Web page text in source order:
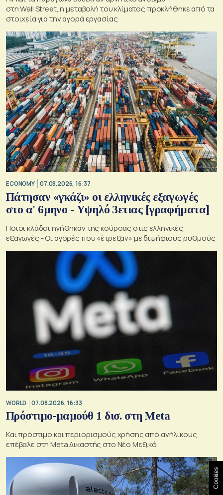
στη Wall Street, η μεταβολή του κλίματος προκλήθηκε από τα
στοιχεία για την αγορά εργασίας
ECONOMY 07.08.2026, 16:37
Πάτησαν «γκάζι» οι ελληνικές εξαγωγές
στο α' 6μηνο - Υψηλό 3ετιας [γραφήματα]
Ποιοι κλάδοι ηγήθηκαν της κούρσας στις ελληνικές
εξαγωγές - Οι αγορές που «έτρεξαν» με διψήφιους ρυθμούς
WORLD 07.08.2026, 16:33
Πρόστιμο-μαμούθ 1 δισ. στη Meta
Και πρόστιμο και περιορισμούς χρήσης από ανήλικους
επέβαλε στη Meta Δικαστής στο Νέο Μεξικό
Cookies